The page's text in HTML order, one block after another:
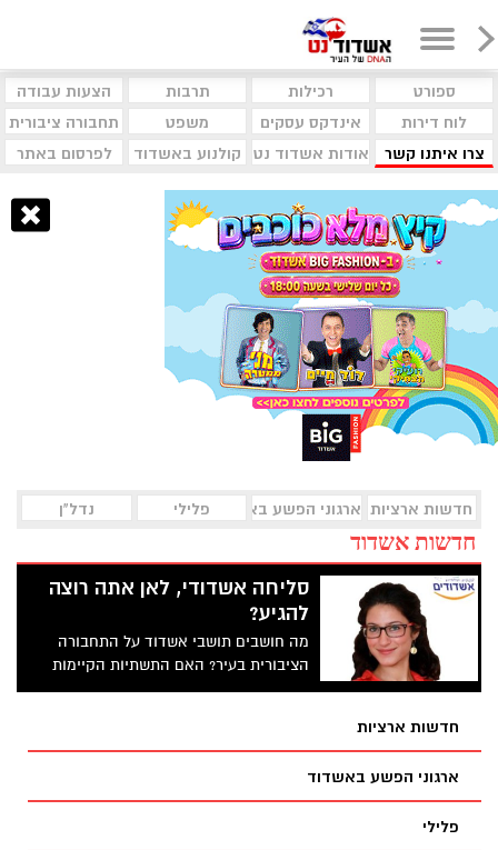
ספורט רכילות תרבות
הצעות עבודה
לוח דירות
אינדקס עסקים משפט
תחבורה ציבורית
צרו איתנו קשר
אודות אשדוד נט קולנוע באשדוד לפרסום באתר
חדשות ארציות ארגוני הפשע באשדודפלילי נדל"ן
חדשות אשדוד
סליחה אשדודי, לאן אתה רוצה
להגיע?
מה חושבים תושבי אשדוד על התחבורה
הציבורית בעיר? האם התשתיות הקיימות
משרתות את צרכיהם באופן הטוב ביותר?
חדשות ארציות
ארגוני הפשע באשדוד
פלילי